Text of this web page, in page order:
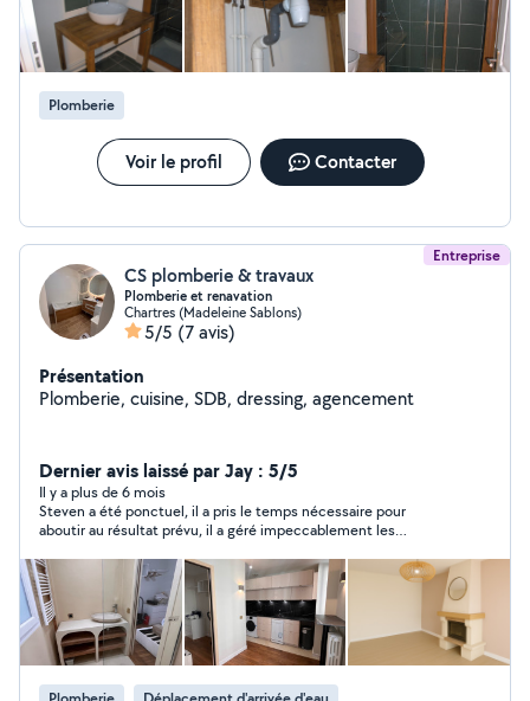
Plomberie
Voir le profil Contacter
Entreprise
CS plomberie & travaux
Plomberie et renavation
Chartres (Madeleine Sablons)
5/5 (7 avis)
Présentation
Plomberie, cuisine, SDB, dressing, agencement
Dernier avis laissé par Jay : 5/5
Il y a plus de 6 mois
Steven a été ponctuel, il a pris le temps nécessaire pour
aboutir au résultat prévu, il a géré impeccablement les
(Plomberie)